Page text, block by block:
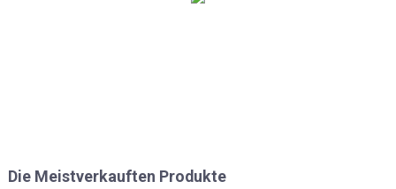
Die Meistverkauften Produkte